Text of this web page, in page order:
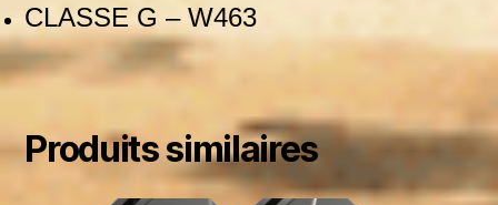
CLASSE G – W463
Produits similaires